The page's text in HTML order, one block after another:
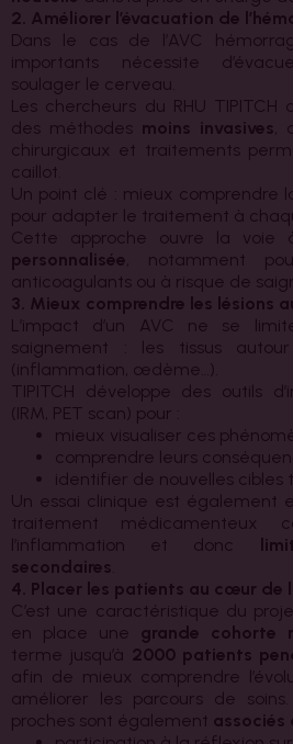
2. Améliorer l’évacuation de
Dans le cas de l’AVC
importants nécessite
soulager le cerveau.
Les chercheurs du RHU
des méthodes moins invasives
chirurgicaux et traitements
caillot.
Un point clé : mieux comprendre
pour adapter le traitement à
Cette approche ouvre la voie
personnalisée
, notamment
anticoagulants ou à risque de
3. Mieux comprendre les lésions
L’impact d’un AVC ne se
saignement : les tissus
(inflammation, œdème…).
TIPITCH développe des outils
(IRM, PET scan) pour :
mieux visualiser ces
comprendre leurs
identifier de nouvelles cibles
Un essai clinique est également
traitement médicamenteux
l’inflammation et donc
secondaires
4. Placer les patients au cœur de
C’est une caractéristique du
en place une grande cohorte
terme jusqu’à 2000 patients
afin de mieux comprendre
améliorer les parcours de
proches sont également associés